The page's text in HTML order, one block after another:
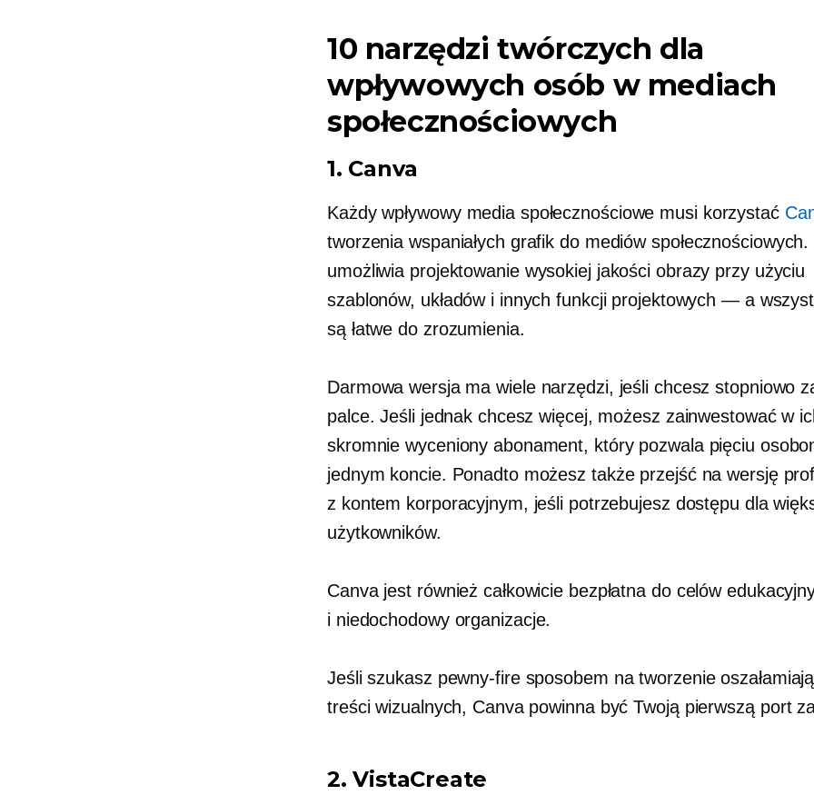
10 narzędzi twórczych dla
wpływowych osób w mediach
społecznościowych
1. Canva
Każdy wpływowy media społecznościowe musi korzystać
tworzenia wspaniałych grafik do mediów
umożliwia projektowanie wysokiej jakości obrazy przy użyciu
szablonów, układów i innych funkcji projektowych — a
są łatwe do zrozumienia.
Darmowa wersja ma wiele narzędzi, jeśli chcesz stopniowo
palce. Jeśli jednak chcesz więcej, możesz zainwestować w
skromnie wyceniony abonament, który pozwala pięciu
jednym koncie. Ponadto możesz także przejść na wersję
z kontem korporacyjnym, jeśli potrzebujesz dostępu dla
użytkowników.
Canva jest również całkowicie bezpłatna do celów
i niedochodowyorganizacje.
Jeśli szukasz pewny-firesposobem na tworzenie
treści wizualnych, Canva powinna być Twoją pierwszą port
2. VistaCreate